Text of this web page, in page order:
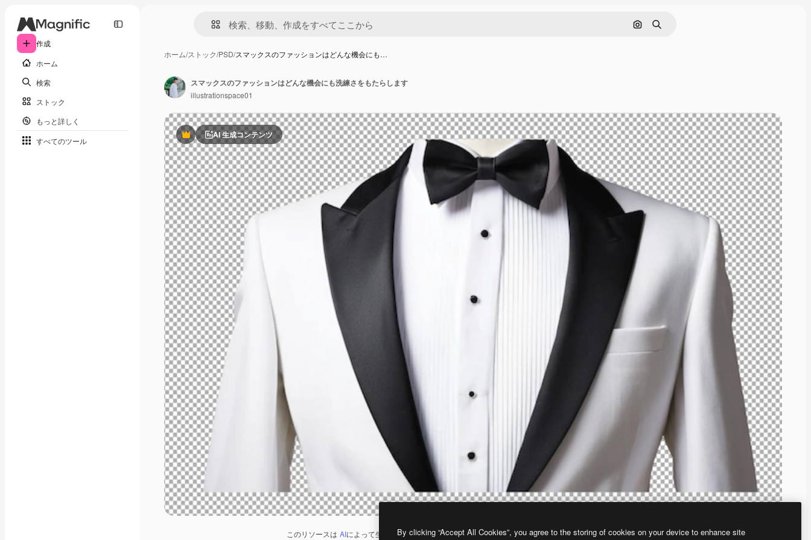
作成
ホーム
検索
ストック
もっと詳しく
すべてのツール
画像で検索
検索
ホーム/ストック/PSD/スマックスのファッションはどんな機会にも…
PremiumAI 生成コンテンツ
このリソースは AIによって生成されたものです。 AI画像生成ツールを使うと、あなた独自の画像を作成できます。
スマックスのファッションはどんな機会にも洗練さをもたらします
illustrationspace01
By clicking “Accept All Cookies”, you agree to the storing of cookies on your device to enhance site